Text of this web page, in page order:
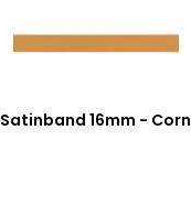
Satinband 16mm - Corn